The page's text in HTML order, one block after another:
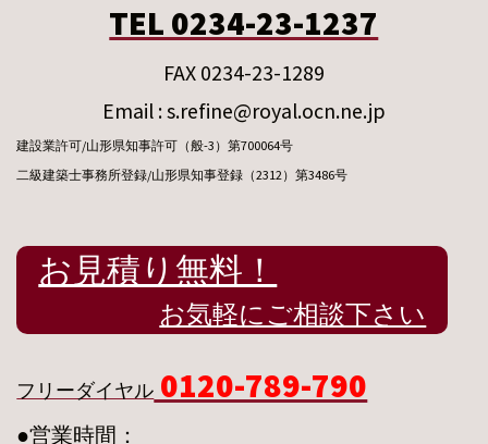
TEL 0234-23-1237
FAX 0234-23-1289
Email : s.refine@royal.ocn.ne.jp
建設業許可/山形県知事許可（般-3）第700064号
二級建築士事務所登録/山形県知事登録（2312）第3486号
お見積り無料！
お気軽にご相談下さい
フリーダイヤル 0120-789-790
●営業時間：